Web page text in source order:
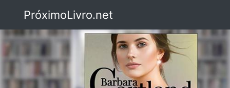
PróximoLivro.net